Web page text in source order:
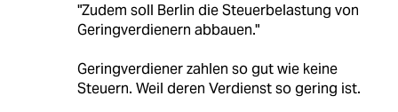
"Zudem soll Berlin die Steuerbelastung von
Geringverdienern abbauen."
Geringverdiener zahlen so gut wie keine
Steuern. Weil deren Verdienst so gering ist.